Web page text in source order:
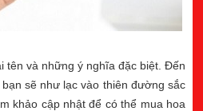
tên và những ý nghĩa đặc biệt. Đến
sẽ như lạc vào thiên đường sắc
khảo cập nhật để có thể mua hoa